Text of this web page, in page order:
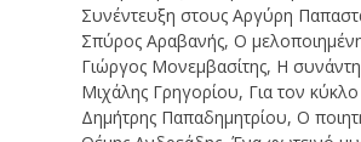
Συνέντευξη στους Αργύρη
Σπύρος Αραβανής, Ο
Γιώργος Μονεμβασίτης, Η
Μιχάλης Γρηγορίου, Για τον
Δημήτρης Παπαδημητρίου, Ο